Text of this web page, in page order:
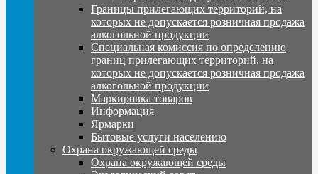
Границы прилегающих территорий, на
которых не допускается розничная продажа
алкогольной продукции
Специальная комиссия по определению
границ прилегающих территорий, на
которых не допускается розничная продажа
алкогольной продукции
Маркировка товаров
Информация
Ярмарки
Бытовые услуги населению
Охрана окружающей среды
Охрана окружающей среды